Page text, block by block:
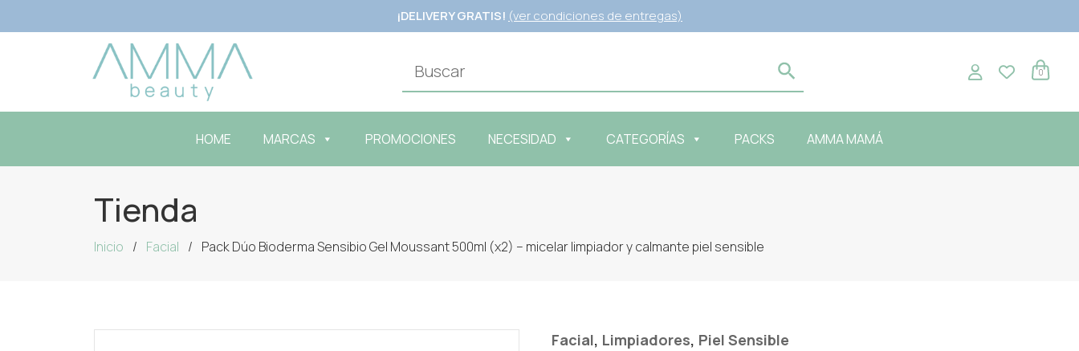
¡DELIVERY GRATIS! (ver condiciones de entregas)
0
HOME MARCAS PROMOCIONES NECESIDAD CATEGORÍAS PACKS AMMA MAMÁ
Tienda
Inicio Facial Pack Dúo Bioderma Sensibio Gel Moussant 500ml (x2) – micelar limpiador y calmante piel sensible
Facial, Limpiadores, Piel Sensible